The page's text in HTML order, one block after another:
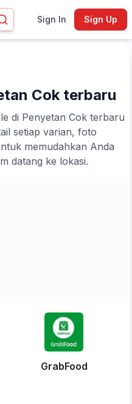
Sign In Sign Up
Cok terbaru
di Penyetan Cok terbaru
setiap varian, foto
memudahkan Anda
datang ke lokasi.
GrabFood